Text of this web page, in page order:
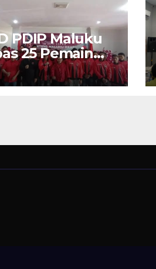
PDIP Maluku
25 Pemain
“Banteng
Raya” ke